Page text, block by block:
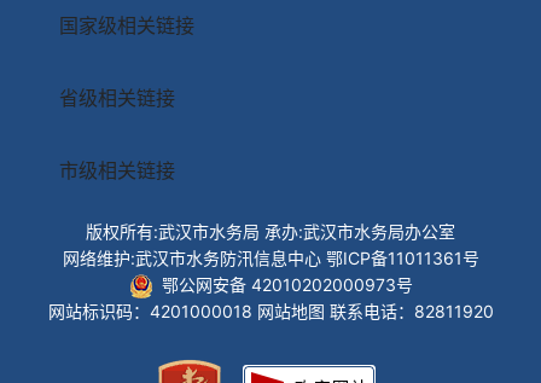
国家级相关链接
省级相关链接
市级相关链接
版权所有:武汉市水务局 承办:武汉市水务局办公室
网络维护:武汉市水务防汛信息中心 鄂ICP备11011361号
鄂公网安备 42010202000973号
网站标识码：4201000018 网站地图 联系电话：82811920